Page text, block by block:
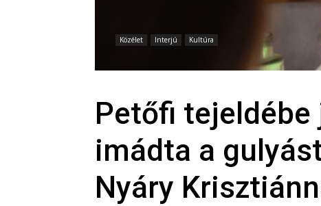
Közélet Interjú Kultúra
Petőfi tejeldébe
imádta a
Nyáry